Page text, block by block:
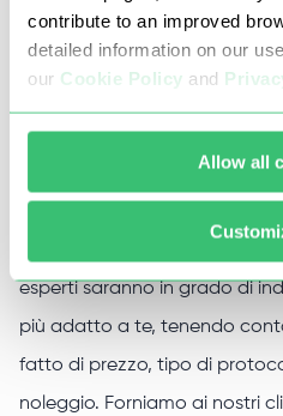
contribute to an improved
detailed information on our
our Cookie Policy and
Allow all
scaricare praticamente ogni
proxy per Origin potrai
momento.
Noleggia i nostri
esperti saranno in grado di
più adatto a te, tenendo
fatto di prezzo, tipo di
noleggio. Forniamo ai nostri